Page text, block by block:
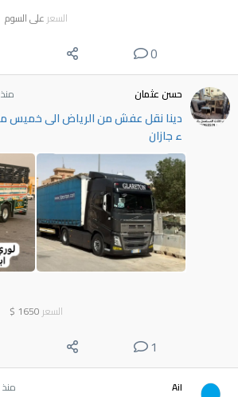
السعر على السوم
0
حسن عثمان منذ 9 ساعات
ء جازان
السعر 1650
$
1
Ail منذ 9 ساعات